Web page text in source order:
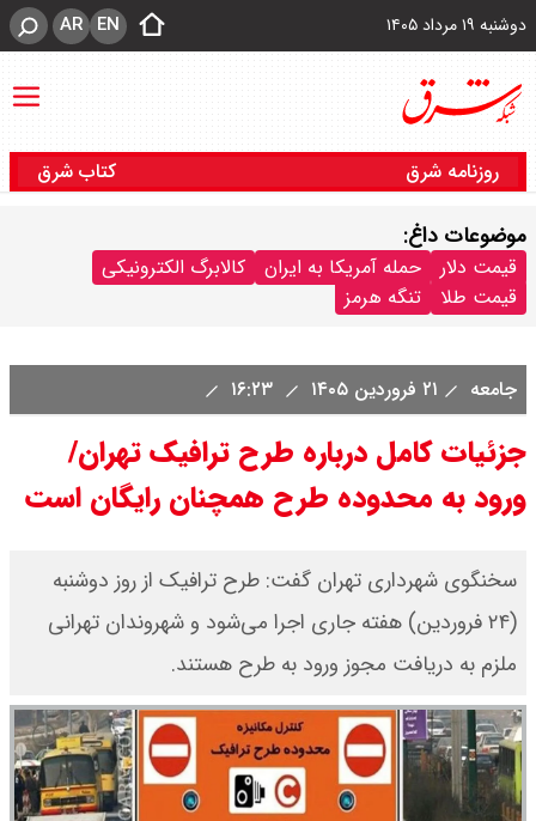
دوشنبه ۱۹ مرداد ۱۴۰۵ EN
AR
روزنامه شرق کتاب شرق
موضوعات داغ:
قیمت دلار حمله آمریکا به ایران
کالابرگ الکترونیکی
قیمت طلا
تنگه هرمز
جامعه ۲۱ فروردین ۱۴۰۵
جزئیات کامل درباره طرح ترافیک تهران/
ورود به محدوده طرح همچنان رایگان است
سخنگوی شهرداری تهران گفت: طرح ترافیک از روز دوشنبه
(۲۴ فروردین) هفته جاری اجرا می‌شود و شهروندان تهرانی
ملزم به دریافت مجوز ورود به طرح هستند.